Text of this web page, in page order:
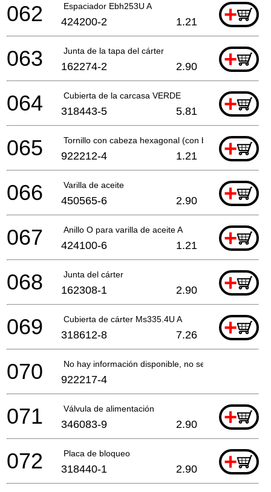
Espaciador Ebh253U A +
062 424200-2 1.21
Junta de la tapa del cárter +
063 162274-2 2.90
Cubierta de la carcasa VERDE +
064 318443-5 5.81
Tornillo con cabeza hexagonal (con brida) M5x12
+
065 922212-4 1.21
Varilla de aceite +
066 450565-6 2.90
Anillo O para varilla de aceite A +
067 424100-6 1.21
Junta del cárter +
068 162308-1 2.90
Cubierta de cárter Ms335.4U A +
069 318612-8 7.26
No hay información disponible, no se puede pedir
070 922217-4
Válvula de alimentación +
071 346083-9 2.90
Placa de bloqueo +
072 318440-1 2.90